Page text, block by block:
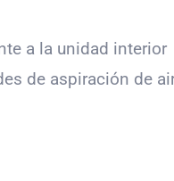
a la unidad interior
de aspiración de